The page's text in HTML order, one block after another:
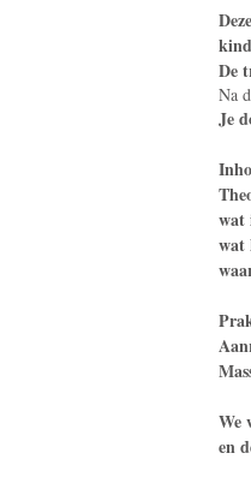
De
Na
Je
wat
wat
We
en